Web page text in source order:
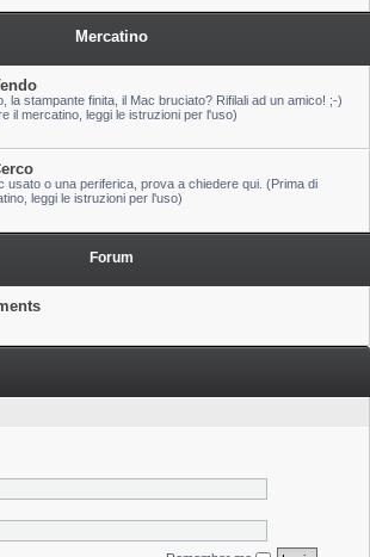
Mercatino
la stampante finita, il Mac bruciato? Rifilali ad un amico! ;-)
il mercatino, leggi le istruzioni per l'uso)
usato o una periferica, prova a chiedere qui. (Prima di
leggi le istruzioni per l'uso)
Forum